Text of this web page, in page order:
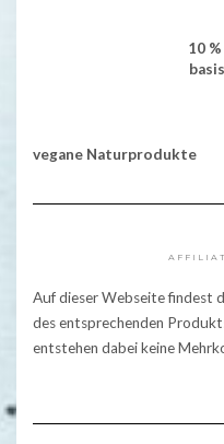
10
vegane Naturprodukte
Auf dieser Webseite findest
des entsprechenden
entstehen dabei keine